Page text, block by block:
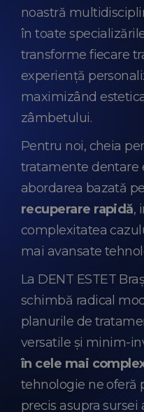
noastră
în toate
transforme fiecare
experiență
maximizând
zâmbetului.
Pentru noi, cheia
tratamente dentare
abordarea bazată pe
recuperare rapidă,
complexitatea
mai avansate
La DENT ESTET
schimbă radical
planurile de
versatile și minim-
în cele mai
tehnologie ne oferă
precis asupra